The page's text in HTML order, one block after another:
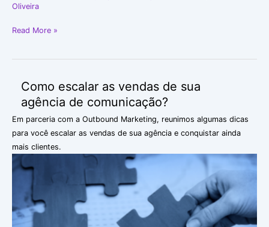
Oliveira
Read More »
Como escalar as vendas de sua
agência de comunicação?
Em parceria com a Outbound Marketing, reunimos algumas dicas
para você escalar as vendas de sua agência e conquistar ainda
mais clientes.
Como
escalar
vendas
de
sua
agência
comunicação?